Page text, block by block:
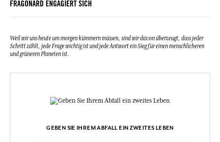
FRAGONARD ENGAGIERT SICH
Weil wir uns heute um morgen kümmern müssen, sind wir davon überzeugt, dass jeder
Schritt zählt, jede Frage wichtig ist und jede Antwort ein Sieg für einen menschlicheren
und grüneren Planeten ist.
GEBEN SIE IHREM ABFALL EIN ZWEITES LEBEN